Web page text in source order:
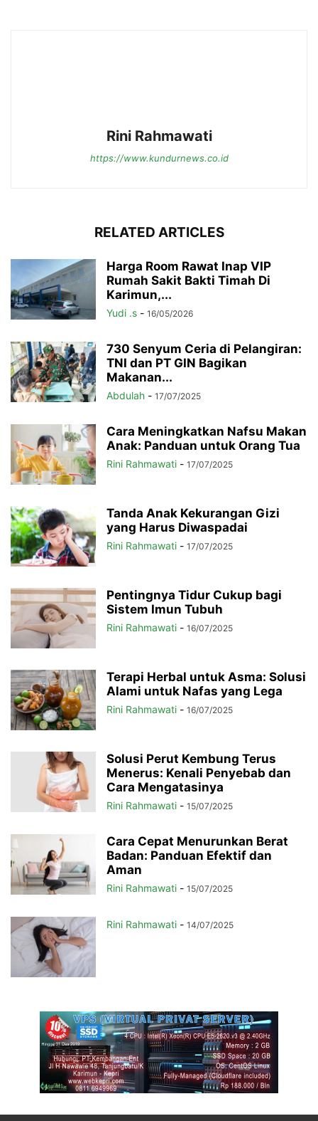
Rini Rahmawati
https://www.kundurnews.co.id
RELATED ARTICLES
Harga Room Rawat Inap VIP
Rumah Sakit Bakti Timah Di
Karimun,...
Yudi .s - 16/05/2026
730 Senyum Ceria di Pelangiran:
TNI dan PT GIN Bagikan
Makanan...
Abdulah - 17/07/2025
Cara Meningkatkan Nafsu Makan
Anak: Panduan untuk Orang Tua
Rini Rahmawati - 17/07/2025
Tanda Anak Kekurangan Gizi
yang Harus Diwaspadai
Rini Rahmawati - 17/07/2025
Pentingnya Tidur Cukup bagi
Sistem Imun Tubuh
Rini Rahmawati - 16/07/2025
Terapi Herbal untuk Asma: Solusi
Alami untuk Nafas yang Lega
Rini Rahmawati - 16/07/2025
Solusi Perut Kembung Terus
Menerus: Kenali Penyebab dan
Cara Mengatasinya
Rini Rahmawati - 15/07/2025
Cara Cepat Menurunkan Berat
Badan: Panduan Efektif dan
Aman
Rini Rahmawati - 15/07/2025
Rini Rahmawati - 14/07/2025